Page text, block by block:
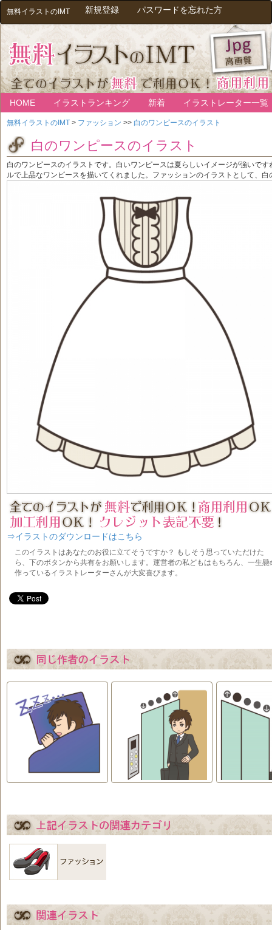
無料イラストのIMT 新規登録 パスワードを忘れた方
HOME イラストランキング 新着 イラストレーター一覧
無料イラストのIMT > ファッション >> 白のワンピースのイラスト
白のワンピースのイラスト
白のワンピースのイラストです。白いワンピースは夏らしいイメージが強いで
ルで上品なワンピースを描いてくれました。ファッションのイラストとして、
⇒イラストのダウンロードはこちら